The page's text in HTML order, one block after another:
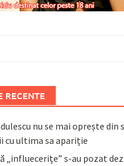
RECENTE
nu se mai oprește din
cu ultima sa apariție
„influecerițe” s-au pozat